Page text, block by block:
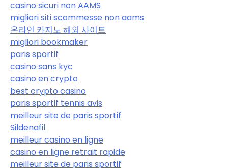
casino sicuri non AAMS
migliori siti scommesse non aams
온라인 카지노 해외 사이트
migliori bookmaker
paris sportif
casino sans kyc
casino en crypto
best crypto casino
paris sportif tennis avis
meilleur site de paris sportif
Sildenafil
meilleur casino en ligne
casino en ligne retrait rapide
meilleur site de paris sportif